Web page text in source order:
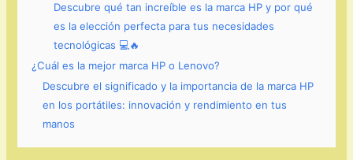
Descubre qué tan increíble es la marca HP y por qué
es la elección perfecta para tus necesidades
tecnológicas 💻🔥
¿Cuál es la mejor marca HP o Lenovo?
Descubre el significado y la importancia de la marca HP
en los portátiles: innovación y rendimiento en tus
manos